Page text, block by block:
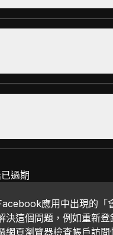
過期
應用中出現的「
決這個問題，例如重新
網頁瀏覽器檢查帳戶訪問